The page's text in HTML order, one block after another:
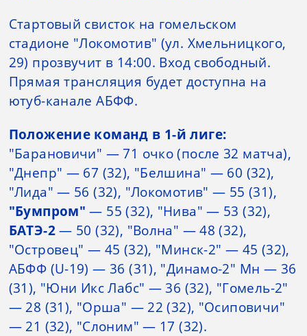
Стартовый свисток на гомельском
стадионе "Локомотив" (ул. Хмельницкого,
29) прозвучит в 14:00. Вход свободный.
Прямая трансляция будет доступна на
ютуб-канале АБФФ.
Положение команд в 1-й лиге:
"Барановичи" — 71 очко (после 32 матча),
"Днепр" — 67 (32), "Белшина" — 60 (32),
"Лида" — 56 (32), "Локомотив" — 55 (31),
"Бумпром"— 55 (32), "Нива" — 53 (32),
БАТЭ-2— 50 (32), "Волна" — 48 (32),
"Островец" — 45 (32), "Минск-2" — 45 (32),
АБФФ (U-19) — 36 (31), "Динамо-2" Мн — 36
(31), "Юни Икс Лабс" — 36 (32), "Гомель-2"
— 28 (31), "Орша" — 22 (32), "Осиповичи"
— 21 (32), "Слоним" — 17 (32).